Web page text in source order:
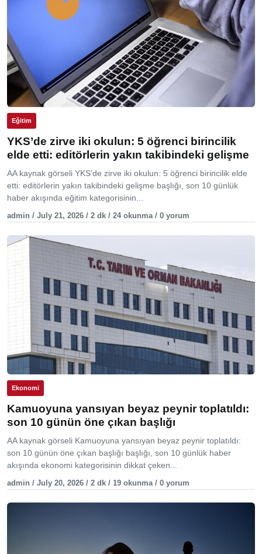
Eğitim
YKS’de zirve iki okulun: 5 öğrenci birincilik
elde etti: editörlerin yakın takibindeki gelişme
AA kaynak görseli YKS’de zirve iki okulun: 5 öğrenci birincilik elde
etti: editörlerin yakın takibindeki gelişme başlığı, son 10 günlük
haber akışında eğitim kategorisinin...
admin / July 21, 2026 / 2 dk / 24 okunma / 0 yorum
Ekonomi
Kamuoyuna yansıyan beyaz peynir toplatıldı:
son 10 günün öne çıkan başlığı
AA kaynak görseli Kamuoyuna yansıyan beyaz peynir toplatıldı:
son 10 günün öne çıkan başlığı başlığı, son 10 günlük haber
akışında ekonomi kategorisinin dikkat çeken...
admin / July 20, 2026 / 2 dk / 19 okunma / 0 yorum